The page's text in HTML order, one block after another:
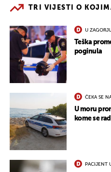
TRI VIJESTI O
U
Teška
poginula
ČEKA SE
U moru
kome se
PACIJENT